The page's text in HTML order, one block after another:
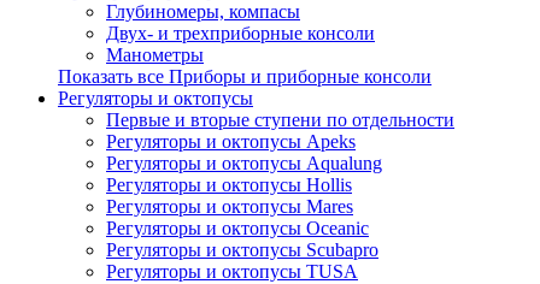
Глубиномеры, компасы
Двух- и трехприборные консоли
Манометры
Показать все Приборы и приборные консоли
Регуляторы и октопусы
Первые и вторые ступени по отдельности
Регуляторы и октопусы Apeks
Регуляторы и октопусы Aqualung
Регуляторы и октопусы Hollis
Регуляторы и октопусы Mares
Регуляторы и октопусы Oceanic
Регуляторы и октопусы Scubapro
Регуляторы и октопусы TUSA